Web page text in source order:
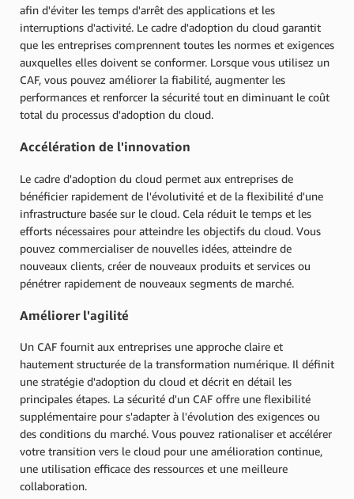
afin d'éviter les temps d'arrêt des applications et les
interruptions d'activité. Le cadre d'adoption du cloud garantit
que les entreprises comprennent toutes les normes et exigences
auxquelles elles doivent se conformer. Lorsque vous utilisez un
CAF, vous pouvez améliorer la fiabilité, augmenter les
performances et renforcer la sécurité tout en diminuant le coût
total du processus d'adoption du cloud.
Accélération de l'innovation
Le cadre d'adoption du cloud permet aux entreprises de
bénéficier rapidement de l'évolutivité et de la flexibilité d'une
infrastructure basée sur le cloud. Cela réduit le temps et les
efforts nécessaires pour atteindre les objectifs du cloud. Vous
pouvez commercialiser de nouvelles idées, atteindre de
nouveaux clients, créer de nouveaux produits et services ou
pénétrer rapidement de nouveaux segments de marché.
Améliorer l'agilité
Un CAF fournit aux entreprises une approche claire et
hautement structurée de la transformation numérique. Il définit
une stratégie d'adoption du cloud et décrit en détail les
principales étapes. La sécurité d'un CAF offre une flexibilité
supplémentaire pour s'adapter à l'évolution des exigences ou
des conditions du marché. Vous pouvez rationaliser et accélérer
votre transition vers le cloud pour une amélioration continue,
une utilisation efficace des ressources et une meilleure
collaboration.